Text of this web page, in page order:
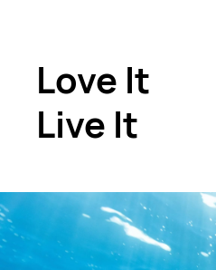
Love It
Live It